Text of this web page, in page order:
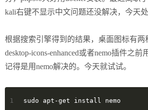
kali右键不显示中文问题还没解决，今天处
根据搜索引擎得到的结果，桌面图标有两
desktop-icons-enhanced或者nemo插件之前
记得是用nemo解决的。今天就试试。
1 sudo apt-get install nemo